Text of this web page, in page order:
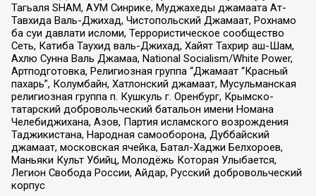
Тагьаля SHAM, АУМ Синрике, Муджахеды джамаата Ат-
Тавхида Валь-Джихад, Чистопольский Джамаат, Рохнамо
ба суи давлати исломи, Террористическое сообщество
Сеть, Катиба Таухид валь-Джихад, Хайят Тахрир аш-Шам,
Ахлю Сунна Валь Джамаа, National Socialism/White Power,
Артподготовка, Религиозная группа “Джамаат “Красный
пахарь”, Колумбайн, Хатлонский джамаат, Мусульманская
религиозная группа п. Кушкуль г. Оренбург, Крымско-
татарский добровольческий батальон имени Номана
Челебиджихана, Азов, Партия исламского возрождения
Таджикистана, Народная самооборона, Дуббайский
джамаат, московская ячейка, Батал-Хаджи Белхороев,
Маньяки Культ Убийц, Молодёжь Которая Улыбается,
Легион Свобода России, Айдар, Русский добровольческий
корпус